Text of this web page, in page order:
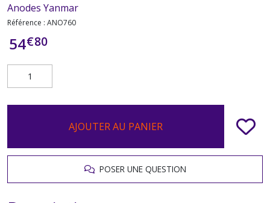
Anodes Yanmar
Référence : ANO760
54€80
AJOUTER AU PANIER
POSER UNE QUESTION